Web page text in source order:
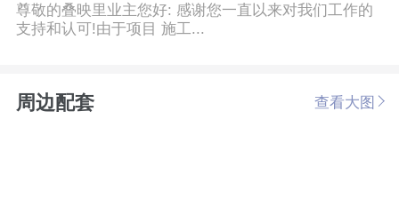
尊敬的叠映里业主您好: 感谢您一直以来对我们工作的
支持和认可!由于项目 施工...
周边配套 查看大图